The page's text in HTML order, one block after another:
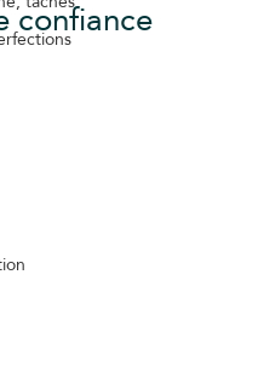
confiance